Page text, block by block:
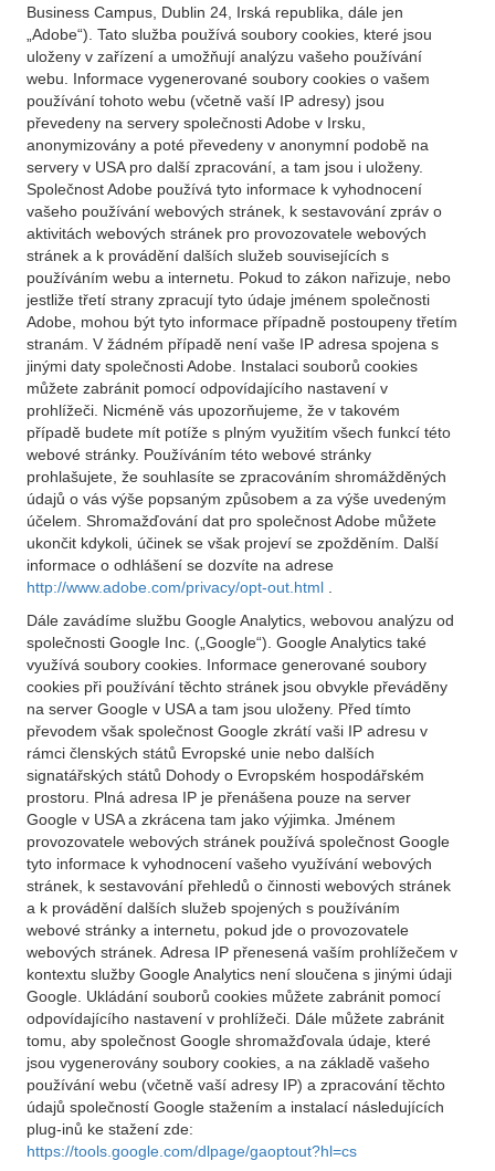
Business Campus, Dublin 24, Irská republika, dále jen
„Adobe“). Tato služba používá soubory cookies, které jsou
uloženy v zařízení a umožňují analýzu vašeho používání
webu. Informace vygenerované soubory cookies o vašem
používání tohoto webu (včetně vaší IP adresy) jsou
převedeny na servery společnosti Adobe v Irsku,
anonymizovány a poté převedeny v anonymní podobě na
servery v USA pro další zpracování, a tam jsou i uloženy.
Společnost Adobe používá tyto informace k vyhodnocení
vašeho používání webových stránek, k sestavování zpráv o
aktivitách webových stránek pro provozovatele webových
stránek a k provádění dalších služeb souvisejících s
používáním webu a internetu. Pokud to zákon nařizuje, nebo
jestliže třetí strany zpracují tyto údaje jménem společnosti
Adobe, mohou být tyto informace případně postoupeny třetím
stranám. V žádném případě není vaše IP adresa spojena s
jinými daty společnosti Adobe. Instalaci souborů cookies
můžete zabránit pomocí odpovídajícího nastavení v
prohlížeči. Nicméně vás upozorňujeme, že v takovém
případě budete mít potíže s plným využitím všech funkcí této
webové stránky. Používáním této webové stránky
prohlašujete, že souhlasíte se zpracováním shromážděných
údajů o vás výše popsaným způsobem a za výše uvedeným
účelem. Shromažďování dat pro společnost Adobe můžete
ukončit kdykoli, účinek se však projeví se zpožděním. Další
informace o odhlášení se dozvíte na adrese
http://www.adobe.com/privacy/opt-out.html
Dále zavádíme službu Google Analytics, webovou analýzu od
společnosti Google Inc. („Google“). Google Analytics také
využívá soubory cookies. Informace generované soubory
cookies při používání těchto stránek jsou obvykle převáděny
na server Google v USA a tam jsou uloženy. Před tímto
převodem však společnost Google zkrátí vaši IP adresu v
rámci členských států Evropské unie nebo dalších
signatářských států Dohody o Evropském hospodářském
prostoru. Plná adresa IP je přenášena pouze na server
Google v USA a zkrácena tam jako výjimka. Jménem
provozovatele webových stránek používá společnost Google
tyto informace k vyhodnocení vašeho využívání webových
stránek, k sestavování přehledů o činnosti webových stránek
a k provádění dalších služeb spojených s používáním
webové stránky a internetu, pokud jde o provozovatele
webových stránek. Adresa IP přenesená vaším prohlížečem v
kontextu služby Google Analytics není sloučena s jinými údaji
Google. Ukládání souborů cookies můžete zabránit pomocí
odpovídajícího nastavení v prohlížeči. Dále můžete zabránit
tomu, aby společnost Google shromažďovala údaje, které
jsou vygenerovány soubory cookies, a na základě vašeho
používání webu (včetně vaší adresy IP) a zpracování těchto
údajů společností Google stažením a instalací následujících
plug-inů ke stažení zde:
https://tools.google.com/dlpage/gaoptout?hl=cs